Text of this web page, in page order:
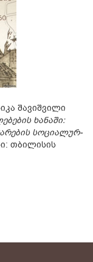
შავიშვილი
ხანაში:
სოციალურ-
თბილისის